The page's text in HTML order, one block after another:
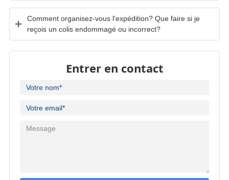
Comment organisez-vous l'expédition? Que faire si je
reçois un colis endommagé ou incorrect?
Entrer en contact